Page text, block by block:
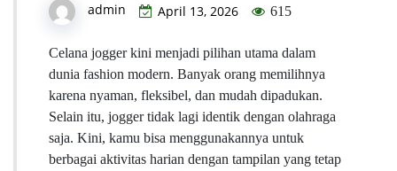
admin April 13, 2026 615
Celana jogger kini menjadi pilihan utama dalam
dunia fashion modern. Banyak orang memilihnya
karena nyaman, fleksibel, dan mudah dipadukan.
Selain itu, jogger tidak lagi identik dengan olahraga
saja. Kini, kamu bisa menggunakannya untuk
berbagai aktivitas harian dengan tampilan yang tetap